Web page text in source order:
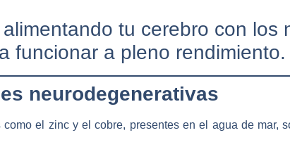
tu cerebro con los
funcionar a pleno rendimiento.
neurodegenerativas
el zinc y el cobre, presentes en el agua de mar,